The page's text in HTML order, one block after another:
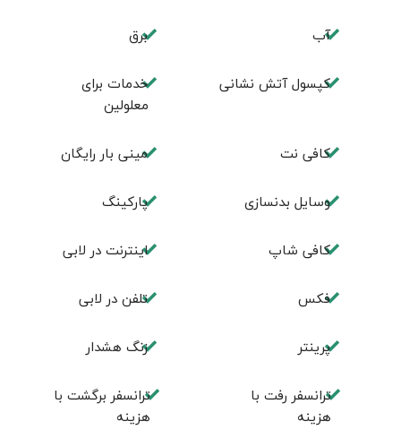
آب برق
کپسول آتش نشانی
خدمات برای
معلولین
کافی نت مینی بار رایگان
وسایل بدنسازی پاركينگ
كافی شاپ اينترنت در لابی
فكس تلفن در لابی
پرینتر زنگ هشدار
ترانسفر رفت با
هزینه
ترانسفر برگشت با
هزینه